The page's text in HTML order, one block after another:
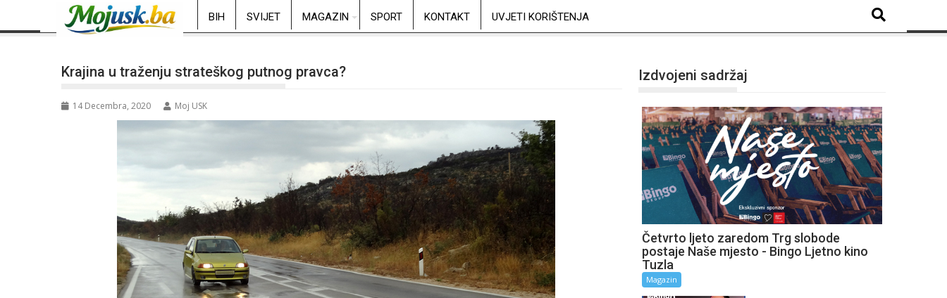
BIH SVIJET MAGAZIN SPORT KONTAKT UVJETI KORIŠTENJA
Krajina u traženju strateškog putnog pravca?
14 Decembra, 2020 Moj USK
Izdvojeni sadržaj
Četvrto ljeto zaredom Trg slobode
postaje Naše mjesto - Bingo Ljetno kino
Tuzla
Magazin